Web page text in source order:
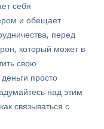
себя
и обещает
перед
который может в
свою
просто
над этим
связываться с